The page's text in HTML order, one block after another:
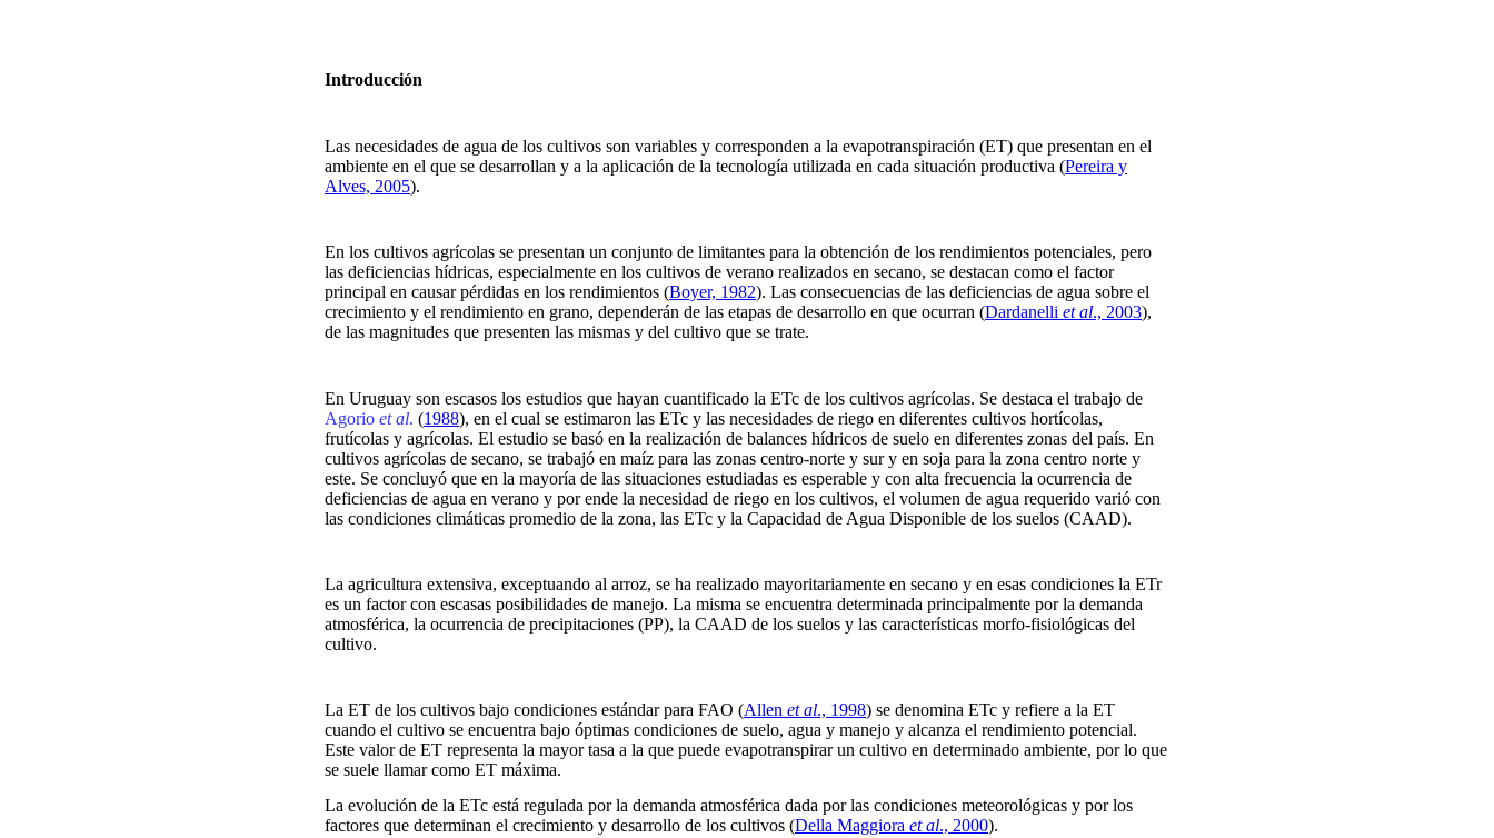
Introducción
Las necesidades de agua de los cultivos son variables y corresponden a la evapotranspiración (ET) que presentan en el
ambiente en el que se desarrollan y a la aplicación de la tecnología utilizada en cada situación productiva (Pereira y
Alves, 2005).
En los cultivos agrícolas se presentan un conjunto de limitantes para la obtención de los rendimientos potenciales, pero
las deficiencias hídricas, especialmente en los cultivos de verano realizados en secano, se destacan como el factor
principal en causar pérdidas en los rendimientos (Boyer, 1982). Las consecuencias de las deficiencias de agua sobre el
crecimiento y el rendimiento en grano, dependerán de las etapas de desarrollo en que ocurran (Dardanelli et al., 2003),
de las magnitudes que presenten las mismas y del cultivo que se trate.
En Uruguay son escasos los estudios que hayan cuantificado la ETc de los cultivos agrícolas. Se destaca el trabajo de
Agorio et al. (1988), en el cual se estimaron las ETc y las necesidades de riego en diferentes cultivos hortícolas,
frutícolas y agrícolas. El estudio se basó en la realización de balances hídricos de suelo en diferentes zonas del país. En
cultivos agrícolas de secano, se trabajó en maíz para las zonas centro-norte y sur y en soja para la zona centro norte y
este. Se concluyó que en la mayoría de las situaciones estudiadas es esperable y con alta frecuencia la ocurrencia de
deficiencias de agua en verano y por ende la necesidad de riego en los cultivos, el volumen de agua requerido varió con
las condiciones climáticas promedio de la zona, las ETc y la Capacidad de Agua Disponible de los suelos (CAAD).
La agricultura extensiva, exceptuando al arroz, se ha realizado mayoritariamente en secano y en esas condiciones la ETr
es un factor con escasas posibilidades de manejo. La misma se encuentra determinada principalmente por la demanda
atmosférica, la ocurrencia de precipitaciones (PP), la CAAD de los suelos y las características morfo-fisiológicas del
cultivo.
La ET de los cultivos bajo condiciones estándar para FAO (Allen et al., 1998) se denomina ETc y refiere a la ET
cuando el cultivo se encuentra bajo óptimas condiciones de suelo, agua y manejo y alcanza el rendimiento potencial.
Este valor de ET representa la mayor tasa a la que puede evapotranspirar un cultivo en determinado ambiente, por lo que
se suele llamar como ET máxima.
La evolución de la ETc está regulada por la demanda atmosférica dada por las condiciones meteorológicas y por los
factores que determinan el crecimiento y desarrollo de los cultivos (Della Maggiora et al., 2000).